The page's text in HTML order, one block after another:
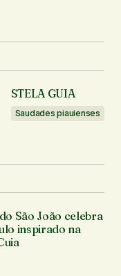
STELA GUIA
Saudades piauienses
São João celebra
inspirado na